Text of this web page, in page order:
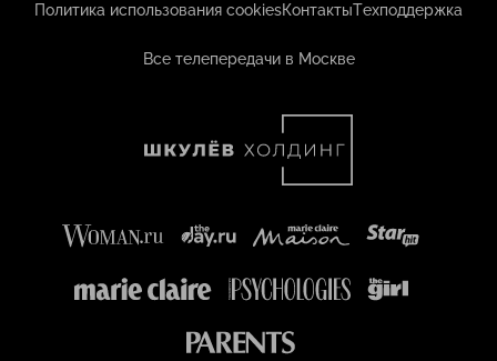
Политика использования cookiesКонтактыТехподдержка
Все телепередачи в Москве